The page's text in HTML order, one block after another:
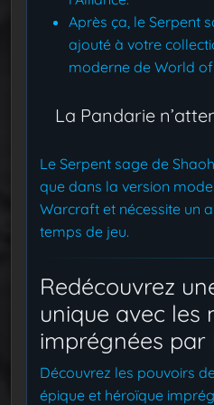
Après ça, le Serpent
ajouté à votre
moderne de World
La Pandarie
Le Serpent sage de
que dans la version
Warcraft et nécessite un
temps de jeu.
Redécouvrez
unique avec les
imprégnées par
Découvrez les pouvoirs
épique et héroïque